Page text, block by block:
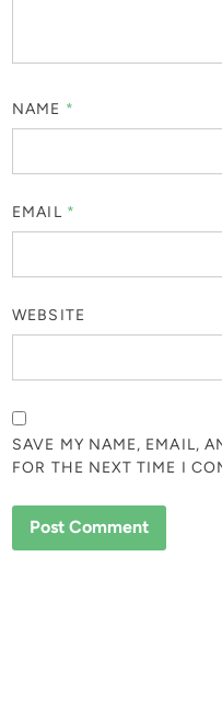
NAME *
EMAIL *
WEBSITE
SAVE MY NAME, EMAIL,
FOR THE NEXT TIME I